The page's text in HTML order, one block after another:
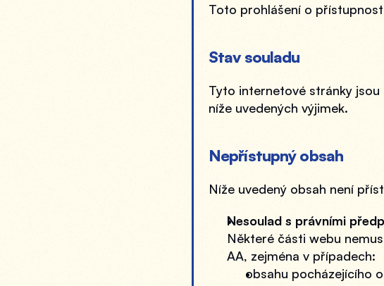
Toto prohlášení o
Stav souladu
Tyto internetové stránky jsou
níže uvedených výjimek.
Nepřístupný obsah
Níže uvedený obsah není
Nesoulad s právními
Některé části webu
AA, zejména v případech:
obsahu pocházejícího